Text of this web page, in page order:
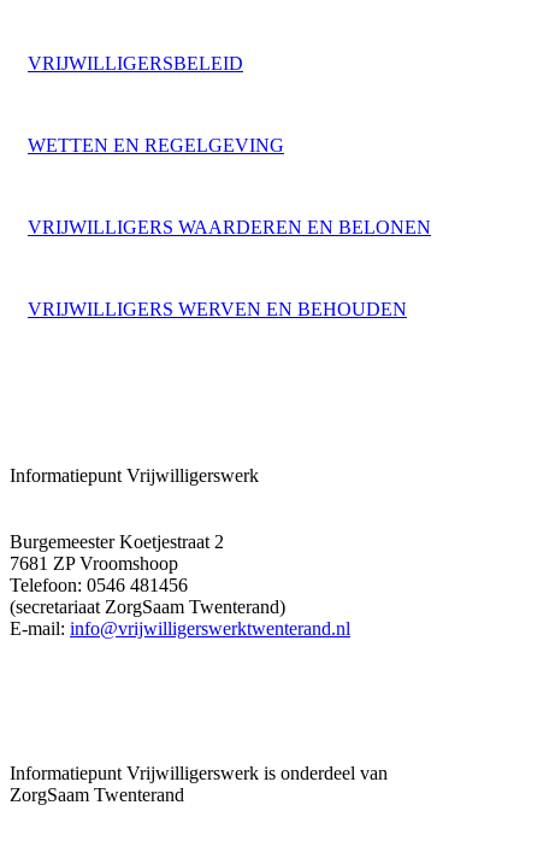
VRIJWILLIGERSBELEID
WETTEN EN REGELGEVING
VRIJWILLIGERS WAARDEREN EN BELONEN
VRIJWILLIGERS WERVEN EN BEHOUDEN
Informatiepunt Vrijwilligerswerk
Burgemeester Koetjestraat 2
7681 ZP Vroomshoop
Telefoon: 0546 481456
(secretariaat ZorgSaam Twenterand)
E-mail: info@vrijwilligerswerktwenterand.nl
Informatiepunt Vrijwilligerswerk is onderdeel van
ZorgSaam Twenterand